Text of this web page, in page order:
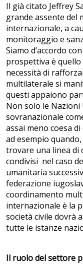
Il già citato Jeffrey
grande assente del
internazionale, a
monitoraggio e
Siamo d’accordo
prospettiva è
necessità di
multilaterale si
questi appaiono
Non solo le Nazioni
sovranazionale
assai meno coesa
ad esempio
trovare una linea
condivisi nel caso
umanitaria
federazione
coordinamento
internazionale è la
società civile dovrà
tutte le istanze
Il ruolo del settore